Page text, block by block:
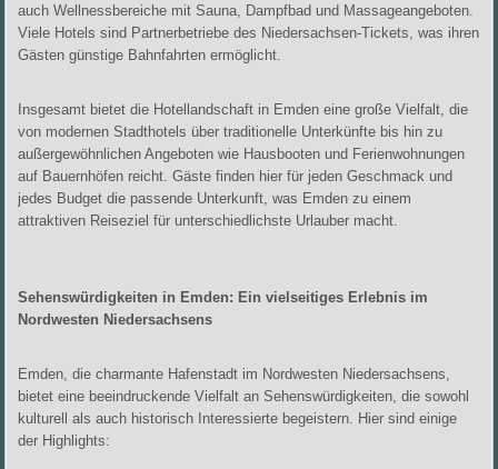
auch Wellnessbereiche mit Sauna, Dampfbad und Massageangeboten.
Viele Hotels sind Partnerbetriebe des Niedersachsen-Tickets, was ihren
Gästen günstige Bahnfahrten ermöglicht.
Insgesamt bietet die Hotellandschaft in Emden eine große Vielfalt, die
von modernen Stadthotels über traditionelle Unterkünfte bis hin zu
außergewöhnlichen Angeboten wie Hausbooten und Ferienwohnungen
auf Bauernhöfen reicht. Gäste finden hier für jeden Geschmack und
jedes Budget die passende Unterkunft, was Emden zu einem
attraktiven Reiseziel für unterschiedlichste Urlauber macht.
Sehenswürdigkeiten in Emden: Ein vielseitiges Erlebnis im
Nordwesten Niedersachsens
Emden, die charmante Hafenstadt im Nordwesten Niedersachsens,
bietet eine beeindruckende Vielfalt an Sehenswürdigkeiten, die sowohl
kulturell als auch historisch Interessierte begeistern. Hier sind einige
der Highlights: